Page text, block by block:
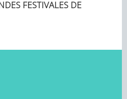
FESTIVALES DE